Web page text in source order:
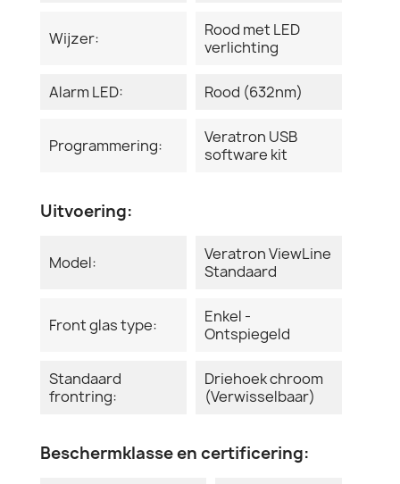
Wijzer:
Rood met LED
verlichting
Alarm LED: Rood (632nm)
Programmering:
Veratron USB
software kit
Uitvoering:
Model:
Veratron ViewLine
Standaard
Front glas type:
Enkel -
Ontspiegeld
Standaard
frontring:
Driehoek chroom
(Verwisselbaar)
Beschermklasse en certificering: